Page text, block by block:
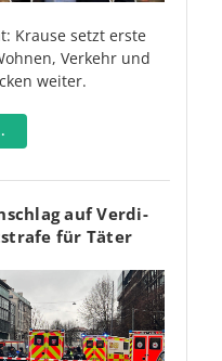
Krause setzt erste
Verkehr und
weiter.
auf Verdi-
für Täter